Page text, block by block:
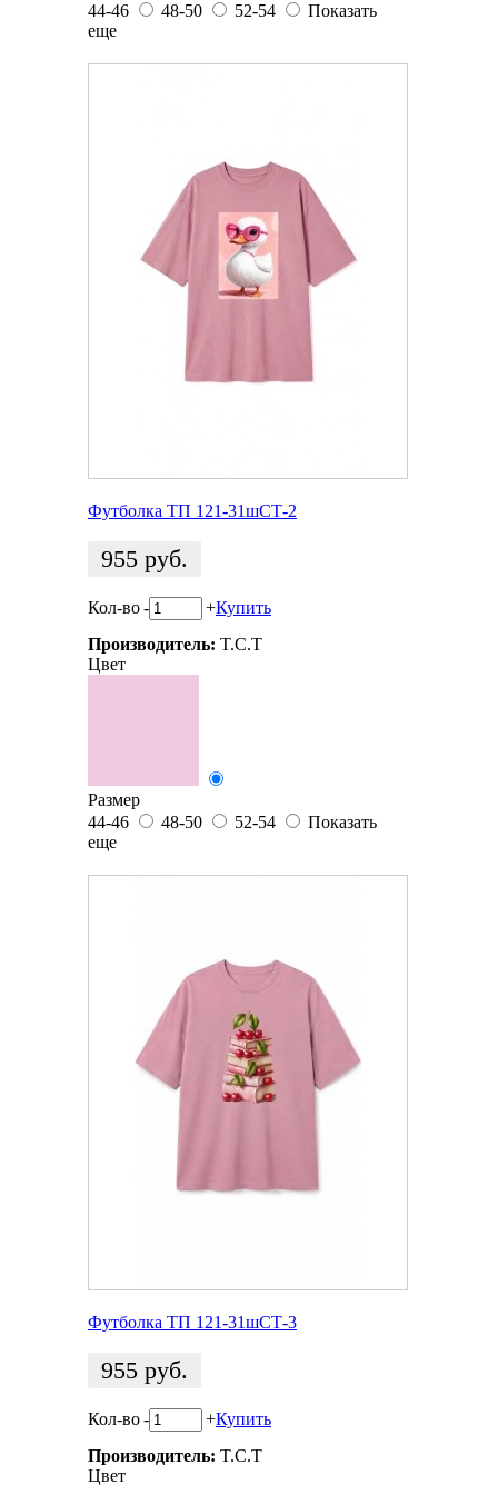
44-46
48-50 52-54
Показать
еще
Футболка ТП 121-31шСТ-2
955 руб.
Кол-во- +Купить
Производитель: T.C.T
Цвет
Размер
44-46
48-50 52-54
Показать
еще
Футболка ТП 121-31шСТ-3
955 руб.
Кол-во- +Купить
Производитель: T.C.T
Цвет